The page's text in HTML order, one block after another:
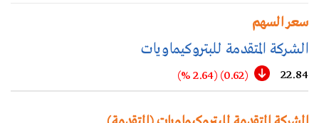
سعر السهم
الشركة المتقدمة للبتروكيماويات
22.84
(0.62)
(2.64 %)